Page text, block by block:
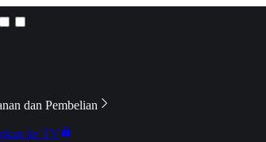
dan Pembelian
ke TV